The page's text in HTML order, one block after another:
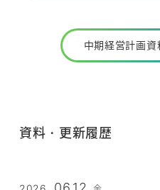
中期経営計画資
資料・更新履歴